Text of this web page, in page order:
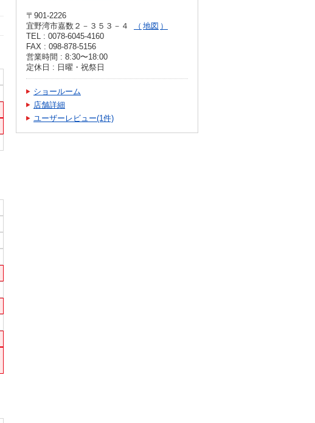
〒901-2226
宜野湾市嘉数２－３５３－４
地図
TEL : 0078-6045-4160
FAX : 098-878-5156
営業時間 : 8:30〜18:00
定休日 : 日曜・祝祭日
ショールーム
店舗詳細
ユーザーレビュー(1件)